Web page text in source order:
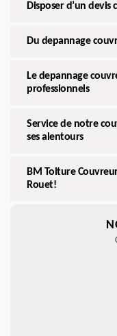
Disposer d’un
Du depannage
Le depannage
professionnels
Service de notre
ses alentours
BM Toiture
Rouet!